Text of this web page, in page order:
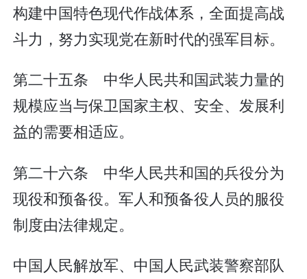
构建中国特色现代作战体系，全面提高战
斗力，努力实现党在新时代的强军目标。
第二十五条 中华人民共和国武装力量的
规模应当与保卫国家主权、安全、发展利
益的需要相适应。
第二十六条 中华人民共和国的兵役分为
现役和预备役。军人和预备役人员的服役
制度由法律规定。
中国人民解放军、中国人民武装警察部队